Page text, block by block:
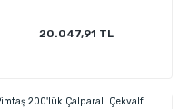
20.047,91 TL